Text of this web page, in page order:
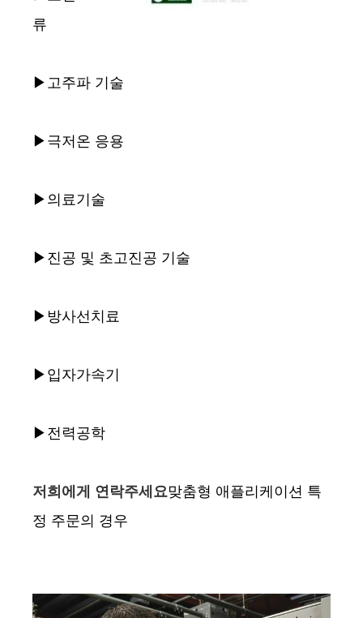
류
▶고주파 기술
▶극저온 응용
▶의료기술
▶진공 및 초고진공 기술
▶방사선치료
▶입자가속기
▶전력공학
저희에게 연락주세요 맞춤형 애플리케이션 특
정 주문의 경우